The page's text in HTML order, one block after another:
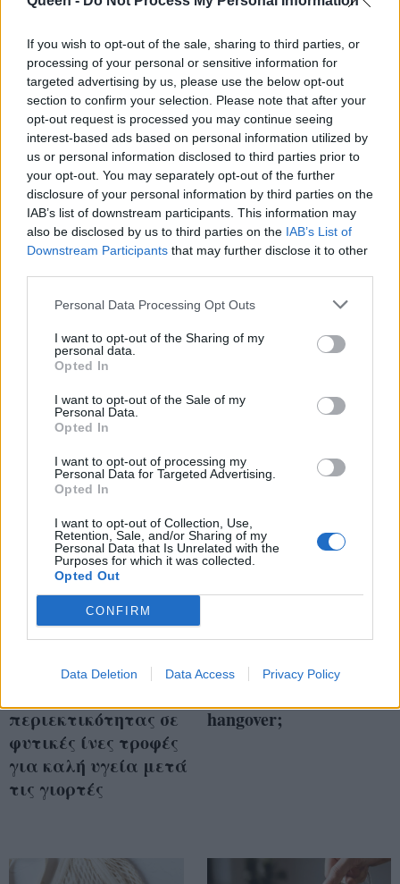
If you wish to opt-out of the sale, sharing to third parties, or
processing of your personal or sensitive information for
targeted advertising by us, please use the below opt-out
section to confirm your selection. Please note that after your
opt-out request is processed you may continue seeing
interest-based ads based on personal information utilized by
us or personal information disclosed to third parties prior to
your opt-out. You may separately opt-out of the further
disclosure of your personal information by third parties on the
IAB’s list of downstream participants. This information may
also be disclosed by us to third parties on the IAB’s List of
Downstream Participants that may further disclose it to other
Personal Data Processing Opt Outs
I want to opt-out of the Sharing of my
personal data.
Opted In
I want to opt-out of the Sale of my
Personal Data.
Opted In
I want to opt-out of processing my
Personal Data for Targeted Advertising.
Opted In
I want to opt-out of Collection, Use,
Retention, Sale, and/or Sharing of my
Personal Data that Is Unrelated with the
Purposes for which it was collected.
Opted Out
CONFIRM
Data Deletion Data Access Privacy Policy
αυτά που νομίζεις)
τροφές μπορούν να
μειώσουν
αποτελεσματικά τις
βελτιώσουν το δέρμα
Τα φαινομενικά
«αθώα» τρόφιμα θα
μπορούσαν να σε
κάνουν να
εξαντλημένη
8 χαμηλού κόστους
περιεκτικότητας σε
φυτικές ίνες τροφές
για καλή υγεία μετά
τις γιορτές
Ποιες τροφές είναι
hangover;